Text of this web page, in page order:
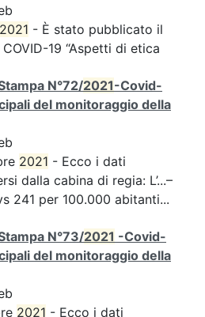
2021 - È stato pubblicato il
19 “Aspetti di etica
N°72/2021-Covid-
del monitoraggio della
2021 - Ecco i dati
dalla cabina di regia: L’...–
241 per 100.000 abitanti...
N°73/2021 -Covid-
del monitoraggio della
2021 - Ecco i dati